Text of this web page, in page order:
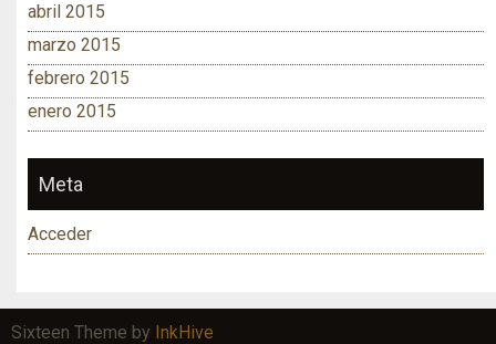
abril 2015
marzo 2015
febrero 2015
enero 2015
Meta
Acceder
Sixteen Theme by InkHive